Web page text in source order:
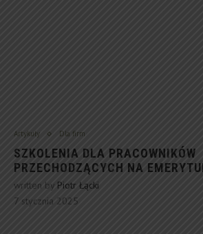
Artykuły Dla firm
SZKOLENIA DLA PRACOWNIKÓW
PRZECHODZĄCYCH NA
written by Piotr Łącki
7 stycznia 2025